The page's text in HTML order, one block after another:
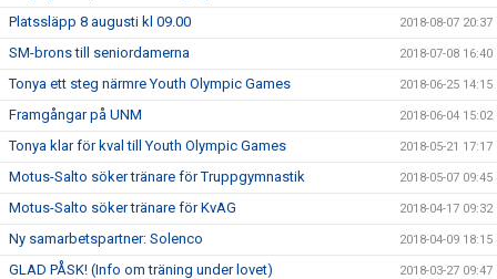
Platssläpp 8 augusti kl 09.00 2018-08-07 20:37
SM-brons till seniordamerna 2018-07-08 16:40
Tonya ett steg närmre Youth Olympic Games 2018-06-25 14:15
Framgångar på UNM 2018-06-04 15:02
Tonya klar för kval till Youth Olympic Games 2018-05-21 17:17
Motus-Salto söker tränare för Truppgymnastik 2018-05-07 09:45
Motus-Salto söker tränare för KvAG 2018-04-17 09:32
Ny samarbetspartner: Solenco 2018-04-09 18:15
GLAD PÅSK! (Info om träning under lovet) 2018-03-27 09:47